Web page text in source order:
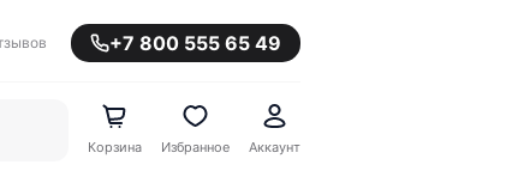
+7 800 555 65 49
Корзина Избранное Аккаунт